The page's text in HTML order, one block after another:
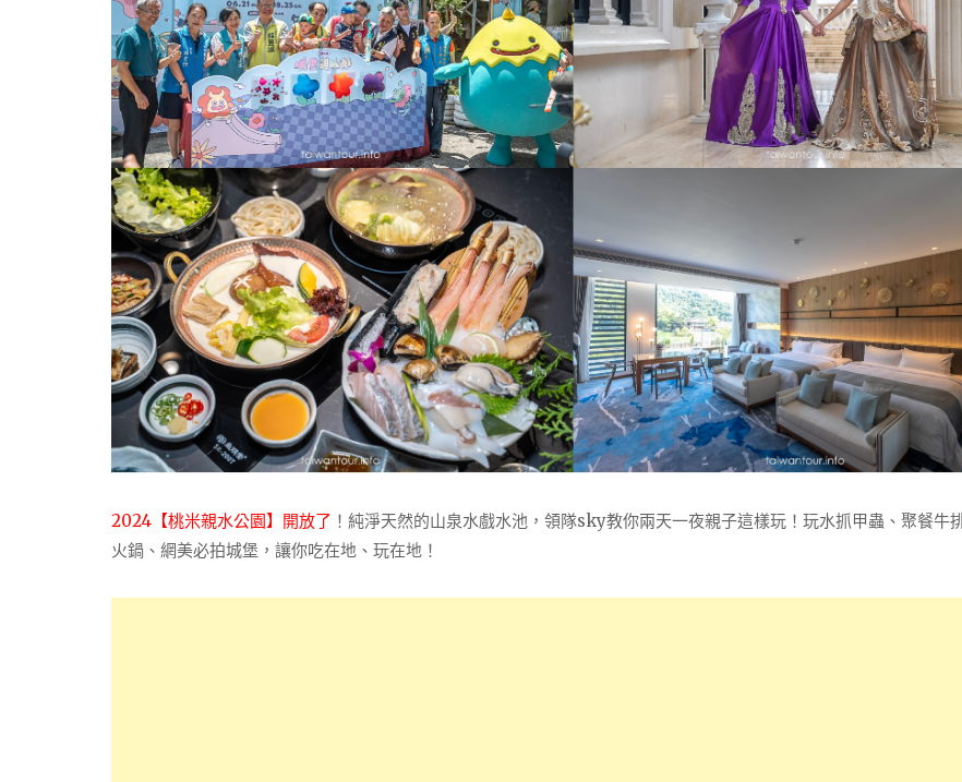
2024【桃米親水公園】開放了 ！純淨天然的山泉水戲水池，領隊sky教你兩天一夜親子這樣玩！玩水抓甲蟲、聚餐牛
火鍋、網美必拍城堡，讓你吃在地、玩在地！